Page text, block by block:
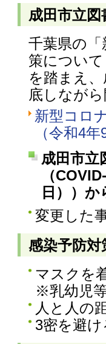
成田市立
千葉県の
策につい
を踏まえ
底しなが
新型コロ
（令和4
成田市立
（
日））
変更した
感染予防対
マスクを
※乳幼児
人と人の
3密を避け